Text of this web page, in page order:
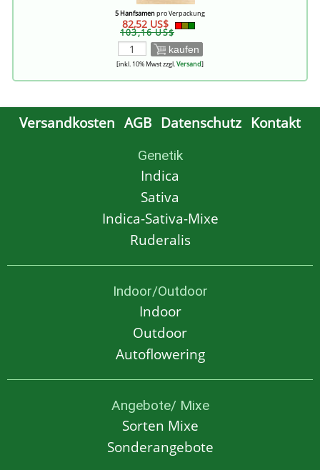
5 Hanfsamenpro Verpackung
82,52 US$
103,16 US$
kaufen
[inkl. 10% Mwst zzgl.Versand]
Versandkosten AGB Datenschutz Kontakt
Genetik
Indica
Sativa
Indica-Sativa-Mixe
Ruderalis
Indoor/Outdoor
Indoor
Outdoor
Autoflowering
Angebote/ Mixe
Sorten Mixe
Sonderangebote